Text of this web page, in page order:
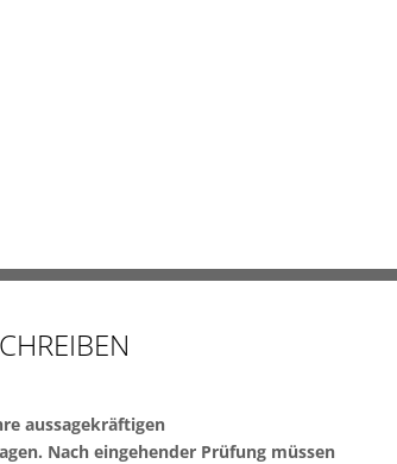
aussagekräftigen
Nach eingehender Prüfung müssen